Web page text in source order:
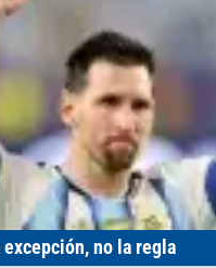
excepción, no la regla